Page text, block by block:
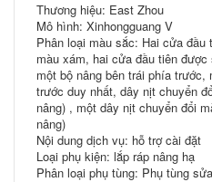
Thương hiệu: East Zhou
Mô hình: Xinhongguang V
Phân loại màu sắc: Hai cửa
màu xám, hai cửa đầu tiên
một bộ nâng bên trái phía trước,
trước duy nhất, dây nịt chuyển
nâng) , một dây nịt chuyển đổi
nâng)
Nội dung dịch vụ: hỗ trợ cài đặt
Loại phụ kiện: lắp ráp nâng hạ
Phân loại phụ tùng: Phụ tùng